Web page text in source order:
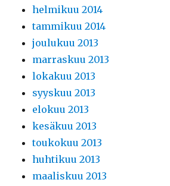
helmikuu 2014
tammikuu 2014
joulukuu 2013
marraskuu 2013
lokakuu 2013
syyskuu 2013
elokuu 2013
kesäkuu 2013
toukokuu 2013
huhtikuu 2013
maaliskuu 2013